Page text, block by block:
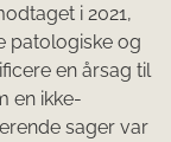
i 2021,
patologiske og
en årsag til
en ikke-
sager var